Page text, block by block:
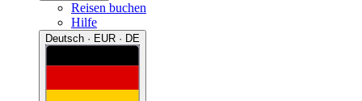
Reisen buchen
Hilfe
Deutsch · EUR · DE